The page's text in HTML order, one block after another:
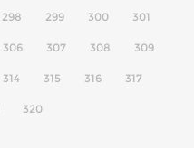
298 299 300 301
306 307 308 309
314 315 316 317
320